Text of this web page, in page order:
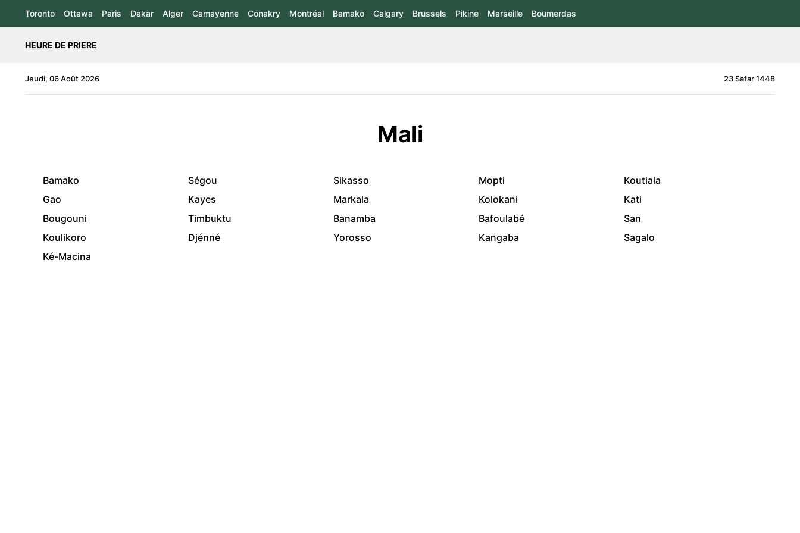
Toronto Ottawa Paris Dakar Alger Camayenne Conakry Montréal Bamako Calgary Brussels Pikine Marseille Boumerdas
HEURE DE PRIERE
Jeudi, 06 Août 2026 23 Safar 1448
Mali
Bamako Ségou Sikasso Mopti
Koutiala
Gao
Kayes Markala Kolokani
Kati
Bougouni
Timbuktu Banamba Bafoulabé
San
Koulikoro
Djénné Yorosso Kangaba
Sagalo
Ké-Macina